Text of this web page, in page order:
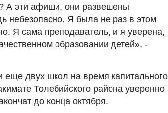
А эти афиши, они развешены
небезопасно. Я была не раз в этом
Я сама преподаватель, и я уверена,
образовании детей», -
еще двух школ на время капитального
Толебийского района уверенно
до конца октября.